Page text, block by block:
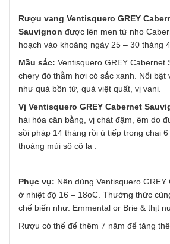
Rượu vang Ventisquero GREY
Sauvignon được lên men từ nho
hoạch vào khoảng ngày 25 – 30 tháng 4.
Mầu sắc: Ventisquero GREY Cabernet
chery đỏ thẫm hơi có sắc xanh. Nổi bật
như quả bồn tử, quả việt quất, vị vani.
Vị Ventisquero GREY Cabernet
hài hòa cân bằng, vị chát đậm, êm do
sồi pháp 14 tháng rồi ủ tiếp trong chai
thoảng mùi sô cô la .
Phục vụ: Nên dùng Ventisquero
ở nhiệt độ 16 – 18oC. Thưởng thức
chế biến như: Emmental or Brie & thịt
Rượu có thể để thêm 7 năm để tăng